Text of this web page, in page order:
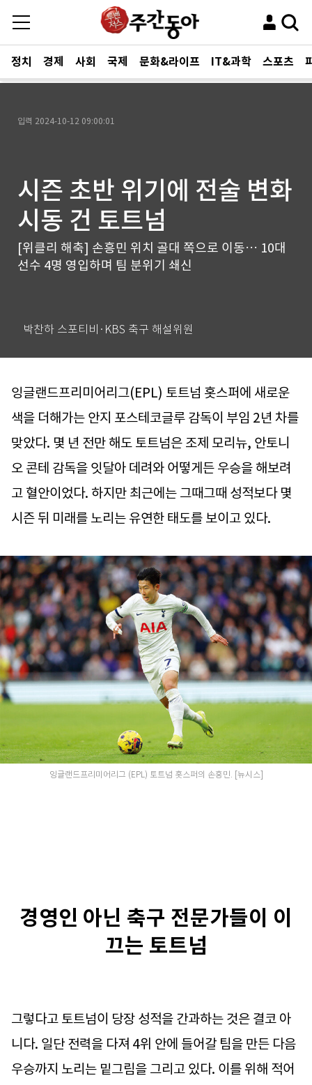
정치 경제 사회 국제 문화&라이프 IT&과학 스포츠
입력 2024-10-12 09:00:01
시즌 초반 위기에 전술 변화
시동 건 토트넘
[위클리 해축] 손흥민 위치 골대 쪽으로 이동… 10대
선수 4명 영입하며 팀 분위기 쇄신
박찬하 스포티비·KBS 축구 해설위원
잉글랜드프리미어리그(EPL) 토트넘 홋스퍼에 새로운
색을 더해가는 안지 포스테코글루 감독이 부임 2년 차를
맞았다. 몇 년 전만 해도 토트넘은 조제 모리뉴, 안토니
오 콘테 감독을 잇달아 데려와 어떻게든 우승을 해보려
고 혈안이었다. 하지만 최근에는 그때그때 성적보다 몇
시즌 뒤 미래를 노리는 유연한 태도를 보이고 있다.
잉글랜드프리미어리그 (EPL) 토트넘 홋스퍼의 손흥민. [뉴시스]
경영인 아닌 축구 전문가들이 이
끄는 토트넘
그렇다고 토트넘이 당장 성적을 간과하는 것은 결코 아
니다. 일단 전력을 다져 4위 안에 들어갈 팀을 만든 다음
우승까지 노리는 밑그림을 그리고 있다. 이를 위해 적어